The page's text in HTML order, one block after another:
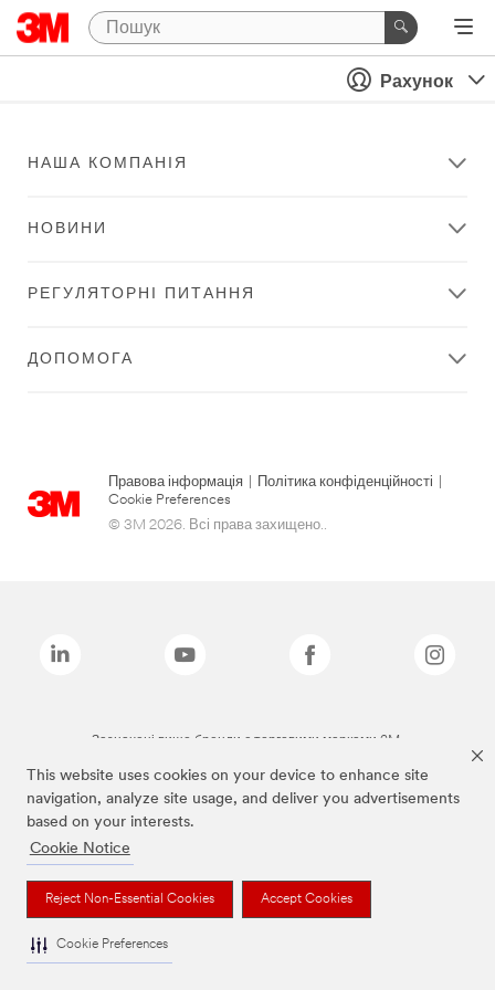
This website uses cookies on your device to enhance site
navigation, analyze site usage, and deliver you advertisements
based on your interests.
Cookie Notice
Reject Non-Essential Cookies Accept Cookies
Cookie Preferences
Рахунок
НАША КОМПАНІЯ
НОВИНИ
РЕГУЛЯТОРНІ ПИТАННЯ
ДОПОМОГА
Правова інформація Політика конфіденційності
Cookie Preferences
© 3M 2026. Всі права захищено..
Зазначені вище бренди є торговими марками 3M.